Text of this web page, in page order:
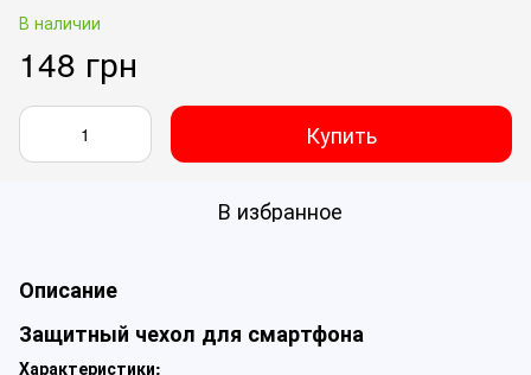
В наличии
148 грн
Купить
В избранное
Описание
Защитный чехол для смартфона
Характеристики: